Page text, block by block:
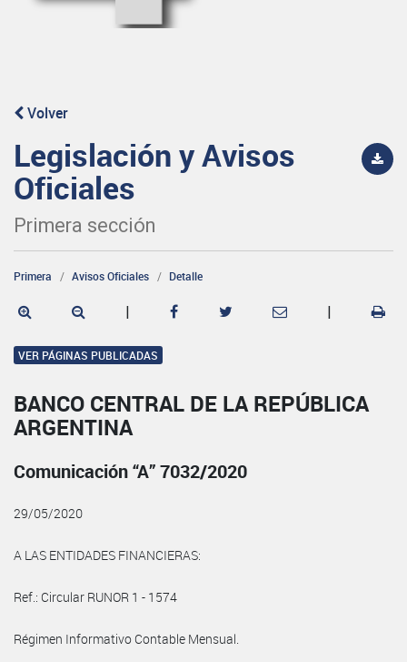
Volver
Legislación y Avisos
Oficiales
Primera sección
Primera Avisos Oficiales Detalle
| |
VER PÁGINAS PUBLICADAS
BANCO CENTRAL DE LA REPÚBLICA
ARGENTINA
Comunicación “A” 7032/2020
29/05/2020
A LAS ENTIDADES FINANCIERAS:
Ref.: Circular RUNOR 1 - 1574
Régimen Informativo Contable Mensual.